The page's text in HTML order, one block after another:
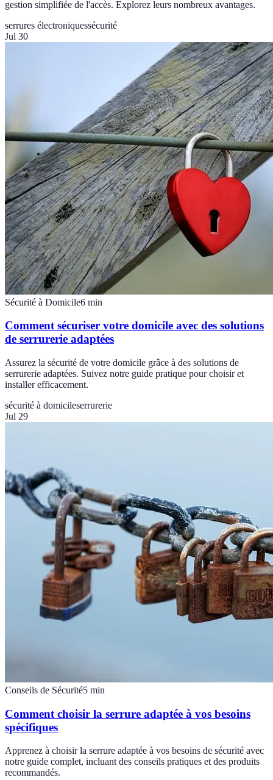
gestion simplifiée de l'accès. Explorez leurs nombreux avantages.
serrures électroniquessécurité
Jul 30
Sécurité à Domicile6 min
Comment sécuriser votre domicile avec des solutions
de serrurerie adaptées
Assurez la sécurité de votre domicile grâce à des solutions de
serrurerie adaptées. Suivez notre guide pratique pour choisir et
installer efficacement.
sécurité à domicileserrurerie
Jul 29
Conseils de Sécurité5 min
Comment choisir la serrure adaptée à vos besoins
spécifiques
Apprenez à choisir la serrure adaptée à vos besoins de sécurité avec
notre guide complet, incluant des conseils pratiques et des produits
recommandés.